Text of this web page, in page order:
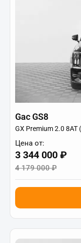
Gac GS8
GX Premium 2.0 8AT
Цена от:
3 344 000 ₽
4 179 000 ₽